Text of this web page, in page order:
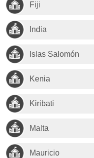
Fiji
India
Islas Salomón
Kenia
Kiribati
Malta
Mauricio